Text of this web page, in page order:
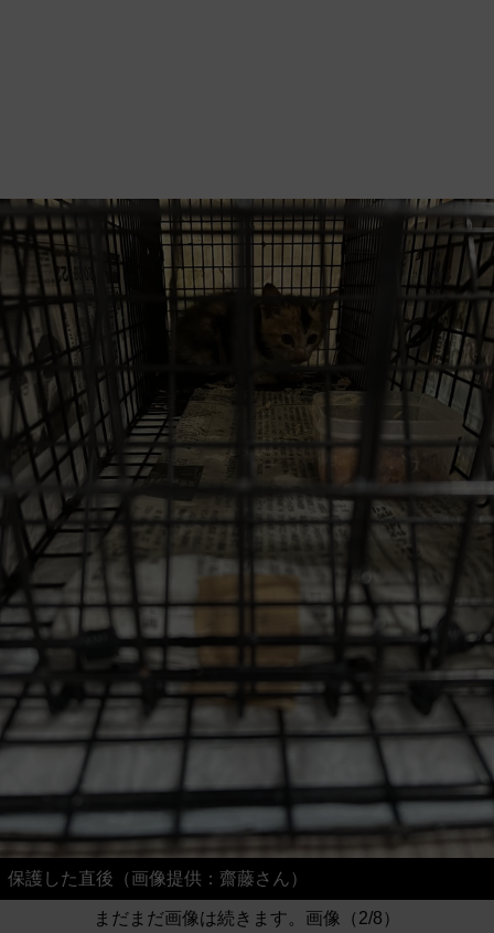
保護した直後（画像提供：齋藤さん）
まだまだ画像は続きます。画像（2/8）